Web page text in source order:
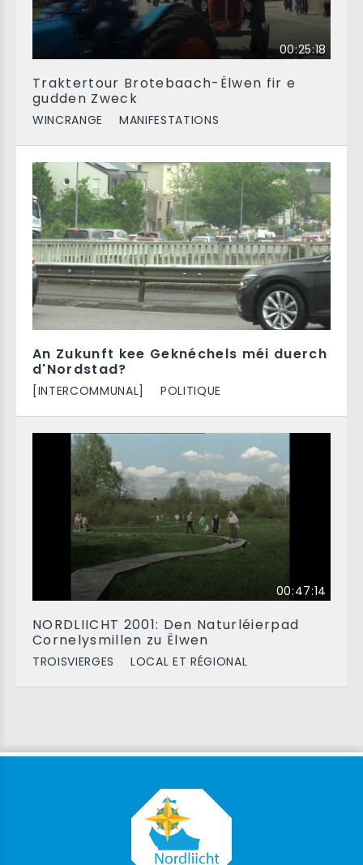
00:25:18
Traktertour Brotebaach-Ëlwen fir e
gudden Zweck
WINCRANGE MANIFESTATIONS
An Zukunft kee Geknéchels méi duerch
d'Nordstad?
[INTERCOMMUNAL] POLITIQUE
00:47:14
NORDLIICHT 2001: Den Naturléierpad
Cornelysmillen zu Ëlwen
TROISVIERGES LOCAL ET RÉGIONAL